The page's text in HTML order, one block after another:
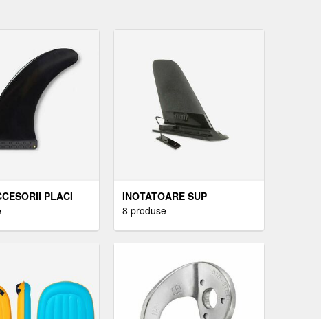
PLACI
INOTATOARE SUP
8 produse